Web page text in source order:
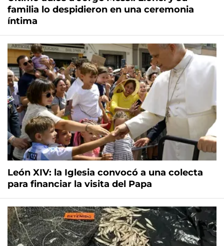
familia lo despidieron en una ceremonia
íntima
León XIV: la Iglesia convocó a una colecta
para financiar la visita del Papa